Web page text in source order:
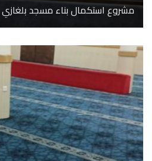
مشروع استكمال بناء مسجد بلغازي